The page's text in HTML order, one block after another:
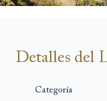
Detalles del
Categoría